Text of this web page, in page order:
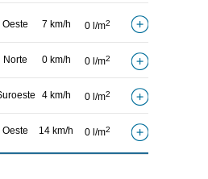
Oeste 7 km/h 0 l/m2
Norte 0 km/h 0 l/m2
4 km/h 0 l/m2
Oeste 14 km/h 0 l/m2